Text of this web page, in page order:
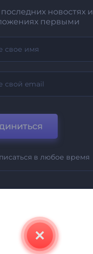
новостях и
первыми
в любое время
С Нами